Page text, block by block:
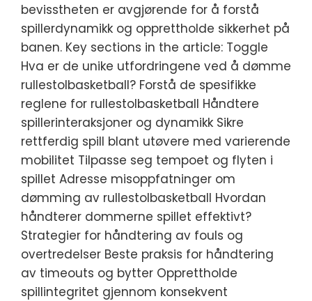
bevisstheten er avgjørende for å forstå
spillerdynamikk og opprettholde sikkerhet på
banen. Key sections in the article: Toggle
Hva er de unike utfordringene ved å dømme
rullestolbasketball? Forstå de spesifikke
reglene for rullestolbasketball Håndtere
spillerinteraksjoner og dynamikk Sikre
rettferdig spill blant utøvere med varierende
mobilitet Tilpasse seg tempoet og flyten i
spillet Adresse misoppfatninger om
dømming av rullestolbasketball Hvordan
håndterer dommerne spillet effektivt?
Strategier for håndtering av fouls og
overtredelser Beste praksis for håndtering
av timeouts og bytter Opprettholde
spillintegritet gjennom konsekvent